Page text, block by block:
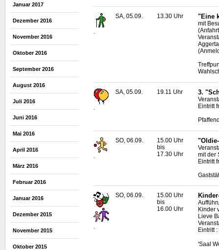
Januar 2017
Dezember 2016
November 2016
Oktober 2016
September 2016
August 2016
Juli 2016
Juni 2016
Mai 2016
April 2016
März 2016
Februar 2016
Januar 2016
Dezember 2015
November 2015
Oktober 2015
.
SA, 05.09. 13.30 Uhr "Eine
mit
.
SA, 05.09. 19.11 Uhr 3.
Eintritt
SO, 06.09.
15.00 Uhr
bis
17.30 Uhr
mit der
Eintritt
.
SO, 06.09.
15.00 Uhr
bis
16.00 Uhr
Kinder
Lieve
Eintritt
'Saal